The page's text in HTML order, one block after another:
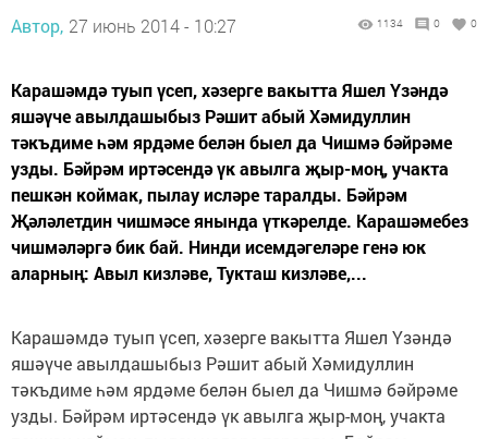
Автор, 27 июнь 2014 - 10:27 1134 0 0
Карашәмдә туып үсеп, хәзерге вакытта Яшел Үзәндә
яшәүче авылдашыбыз Рәшит абый Хәмидуллин
тәкъдиме һәм ярдәме белән быел да Чишмә бәйрәме
узды. Бәйрәм иртәсендә үк авылга җыр-моң, учакта
пешкән коймак, пылау исләре таралды. Бәйрәм
Җәләлетдин чишмәсе янында үткәрелде. Карашәмебез
чишмәләргә бик бай. Нинди исемдәгеләре генә юк
аларның: Авыл кизләве, Тукташ кизләве,...
Карашәмдә туып үсеп, хәзерге вакытта Яшел Үзәндә
яшәүче авылдашыбыз Рәшит абый Хәмидуллин
тәкъдиме һәм ярдәме белән быел да Чишмә бәйрәме
узды. Бәйрәм иртәсендә үк авылга җыр-моң, учакта